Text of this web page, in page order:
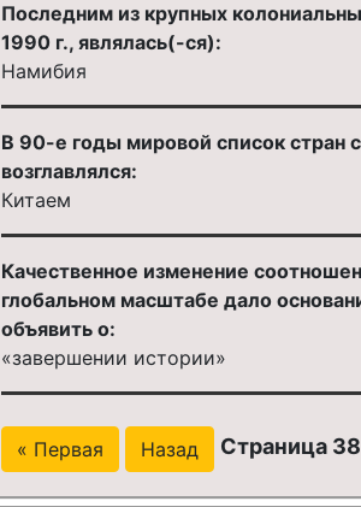
Последним из крупных
1990 г., являлась(-ся):
Намибия
В 90-е годы мировой список стран
возглавлялся:
Китаем
Качественное изменение
глобальном масштабе дало
объявить о:
«завершении истории»
« Первая Назад Страница